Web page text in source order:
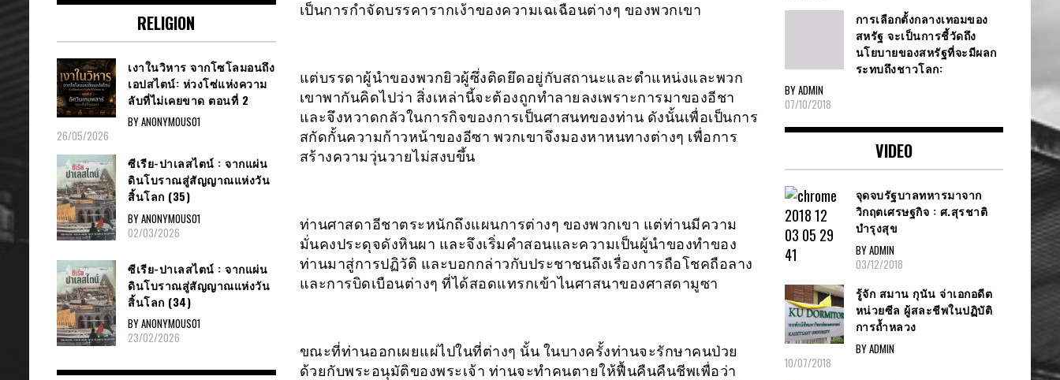
เป็นการกำจัดบรรคารากเง้าของความเฉเฉือนต่างๆ ของพวกเขา
แต่บรรดาผู้นำของพวกยิวผู้ซึ่งติดยึดอยู่กับสถานะและตำแหน่งและพวก
เขาพากันคิดไปว่า สิ่งเหล่านี้จะต้องถูกทำลายลงเพราะการมาของอีชา
และจึงหวาดกลัวในการกิจของการเป็นศาสนทของท่าน ดังนั้นเพื่อเป็นการ
สกัดกั้นความก้าวหน้าของอีซา พวกเขาจึงมองหาหนทางต่างๆ เพื่อการ
สร้างความวุ่นวายไม่สงบขึ้น
ท่านศาสดาอีชาตระหนักถึงแผนการต่างๆ ของพวกเขา แต่ท่านมีความ
มั่นคงประดุจดังหินผา และจึงเริ่มคำสอนและความเป็นผู้นำของทำของ
ท่านมาสู่การปฏิวัติ และบอกกล่าวกับประชาชนถึงเรื่องการถือโชคถือลาง
และการบิดเบือนต่างๆ ที่ได้สอดแทรกเข้าไนศาสนาของศาสดามูซา
ขณะที่ท่านออกเผยแผ่ไปในที่ต่างๆ นั้น ในบางครั้งท่านจะรักษาคนป่วย
ด้วยกับพระอนุมัติของพระเจ้า ท่านจะทำคนตายให้ฟื้นคืนคืนชีพเพื่อว่า
RELIGION
เงาในวิหาร จากโซโลมอนถึง
เอปสไตน์: ห่วงโซ่แห่งความ
ลับที่ไม่เคยขาด ตอนที่ 2
BY ANONYMOUS01
26/05/2026
ซีเรีย​-ปาเลสไตน์​ : จากแผ่น
ดินโบราณสู่สัญญาณ​แห่งวัน
สิ้นโลก​ (35)
BY ANONYMOUS01
02/03/2026
ซีเรีย​-ปาเลสไตน์​ : จากแผ่น
ดินโบราณสู่สัญญาณ​แห่งวัน
สิ้นโลก​ (34)
BY ANONYMOUS01
23/02/2026
การเลือกตั้งกลางเทอมของ
สหรัฐ จะเป็นการชี้วัดถึง
นโยบายของสหรัฐที่จะมีผลก
ระทบถึงชาวโลก:
BY ADMIN
07/10/2018
VIDEO
จุดจบรัฐบาลทหารมาจาก
วิกฤตเศรษฐกิจ : ศ.สุรชาติ
บำรุงสุข
BY ADMIN
03/12/2018
รู้จัก สมาน กุนัน จ่าเอกอดีต
หน่วยซีล ผู้สละชีพในปฏิบัติ
การถ้ำหลวง
BY ADMIN
10/07/2018